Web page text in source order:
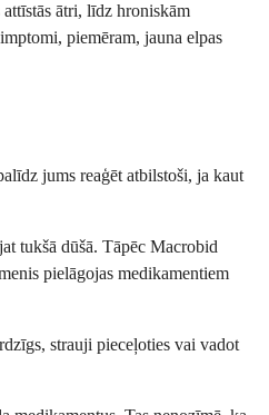
ātri, līdz hroniskām
piemēram, jauna elpas
jums reaģēt atbilstoši, ja kaut
tukšā dūšā. Tāpēc Macrobid
pielāgojas medikamentiem
strauji pieceļoties vai vadot